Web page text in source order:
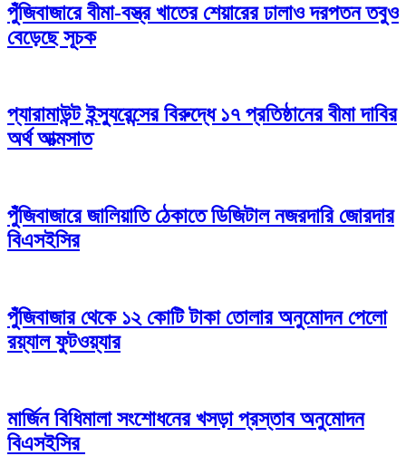
পুঁজিবাজারে বীমা-বস্ত্র খাতের শেয়ারের ঢালাও দরপতন তবুও
বেড়েছে সূচক
প্যারামাউন্ট ইন্স্যুরেন্সের বিরুদ্ধে ১৭ প্রতিষ্ঠানের বীমা দাবির
অর্থ আত্মসাত
পুঁজিবাজারে জালিয়াতি ঠেকাতে ডিজিটাল নজরদারি জোরদার
বিএসইসির
পুঁজিবাজার থেকে ১২ কোটি টাকা তোলার অনুমোদন পেলো
রয়্যাল ফুটওয়্যার
মার্জিন বিধিমালা সংশোধনের খসড়া প্রস্তাব অনুমোদন
বিএসইসির